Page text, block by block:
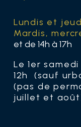
Lundis et
Mardis,
et de 14h à 17h
Le 1er
12h (sauf
(pas de
juillet et